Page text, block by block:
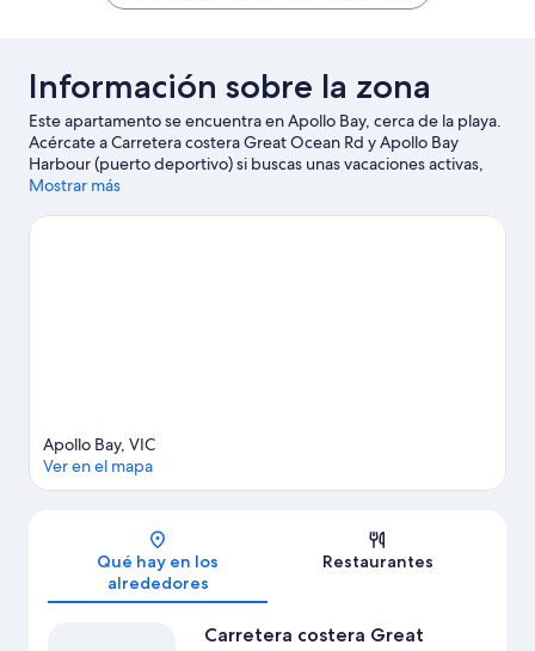
Información sobre la zona
Este apartamento se encuentra en Apollo Bay, cerca de la playa.
Acércate a Carretera costera Great Ocean Rd y Apollo Bay
Harbour (puerto deportivo) si buscas unas vacaciones activas,
aunque para apreciar la belleza natural de la región lo mejor es
Sanctuary. Tendrás la oportunidad de disfrutar del agua
Mostrar más
Apollo Bay, VIC
Ver en el mapa
Qué hay en los
alrededores
Restaurantes
Carretera costera Great